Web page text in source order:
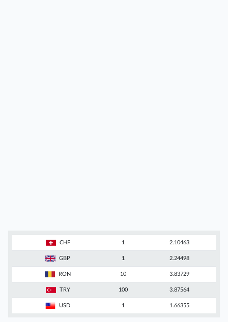
CHF 1 2.10463
GBP 1 2.24498
RON 10 3.83729
TRY 100 3.87564
USD 1 1.66355